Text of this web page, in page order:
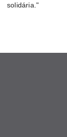
solidária."